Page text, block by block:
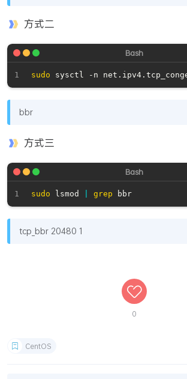
方式二
sudo
bbr
方式三
sudo lsmod grep
tcp_bbr 20480 1
0
CentOS